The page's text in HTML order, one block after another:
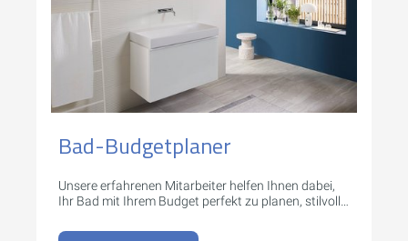
Bad-Budgetplaner
Unsere erfahrenen Mitarbeiter helfen Ihnen dabei,
Ihr Bad mit Ihrem Budget perfekt zu planen, stilvoll